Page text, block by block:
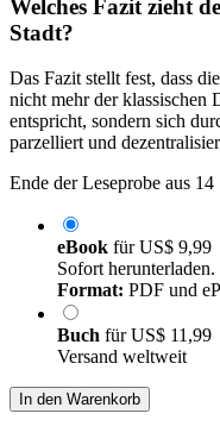
Welches Fazit zieht
Stadt?
Das Fazit stellt fest, dass
nicht mehr der klassischen
entspricht, sondern sich
parzelliert und
Ende der Leseprobe aus
eBook fürUS$ 9,99
Sofort
Format: PDF und
Buch fürUS$ 11,99
Versand weltweit
In den Warenkorb